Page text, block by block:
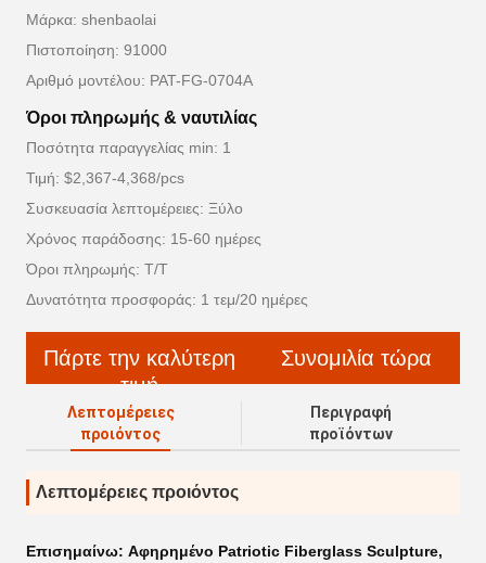
Μάρκα: shenbaolai
Πιστοποίηση: 91000
Αριθμό μοντέλου: PAT-FG-0704A
Όροι πληρωμής & ναυτιλίας
Ποσότητα παραγγελίας min: 1
Τιμή: $2,367-4,368/pcs
Συσκευασία λεπτομέρειες: Ξύλο
Χρόνος παράδοσης: 15-60 ημέρες
Όροι πληρωμής: T/T
Δυνατότητα προσφοράς: 1 τεμ/20 ημέρες
Πάρτε την καλύτερη
τιμή
Συνομιλία τώρα
Λεπτομέρειες
προιόντος
Περιγραφή
προϊόντων
Λεπτομέρειες προιόντος
Επισημαίνω: Αφηρημένο Patriotic Fiberglass Sculpture,